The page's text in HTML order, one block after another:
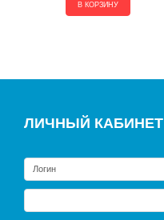
В КОРЗИНУ
ЛИЧНЫЙ КАБИНЕТ